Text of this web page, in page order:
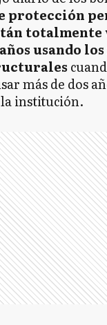
protección
totalmente
usando
más de dos
institución.